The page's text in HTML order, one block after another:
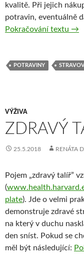
kvalitě. Při jejich
potravin, eventuálně
Pokračování textu →
POTRAVINY
VÝŽIVA
ZDRAVÝ
25.5.2018 RENÁTA
Pojem „zdravý talíř”
(
plate). Jde o velmi
demonstruje zdravé
na který v duchu
den sníst. Pokud se
měl být následující: